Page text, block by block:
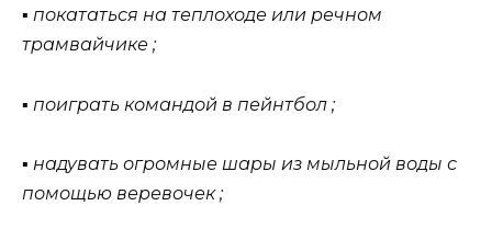
▪ покататься на теплоходе или речном
трамвайчике ;
▪ поиграть командой в пейнтбол ;
▪ надувать огромные шары из мыльной воды с
помощью веревочек ;